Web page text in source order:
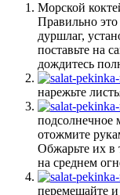
Морской
Правильно
дуршлаг,
поставьте на
дождитесь
нарежьте
подсолнечное
отожмите
Обжарьте их в
на среднем
перемешайте